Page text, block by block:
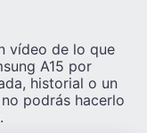
vídeo de lo que
A15 por
historial o un
podrás hacerlo